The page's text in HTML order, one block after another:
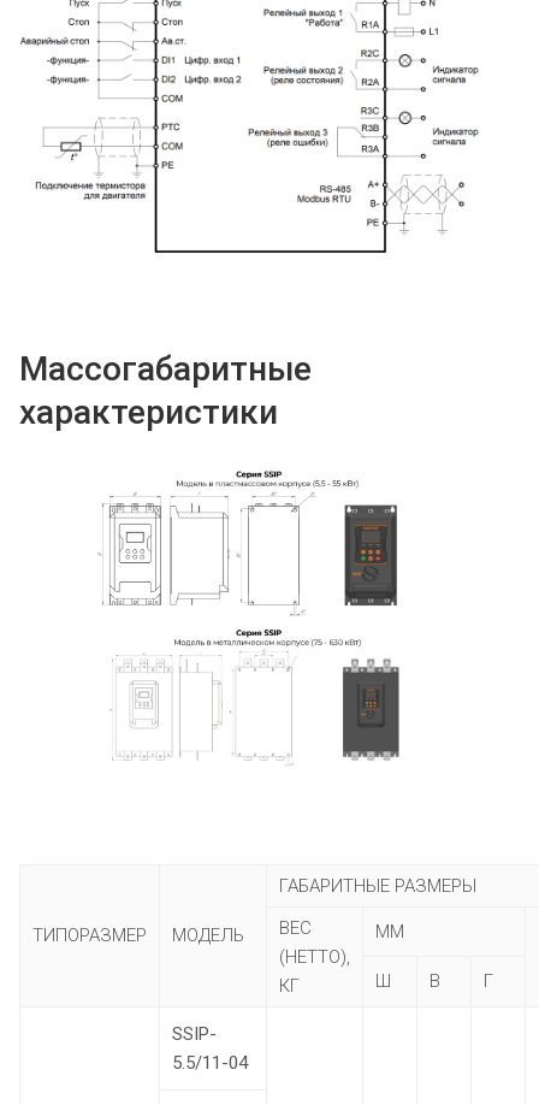
Массогабаритные
характеристики
ТИПОРАЗМЕР МОДЕЛЬ
ГАБАРИТНЫЕ РАЗМЕРЫ
ВЕС
(НЕТТО),
КГ
ММ
Ш В Г
SSIP-
5.5/11-04